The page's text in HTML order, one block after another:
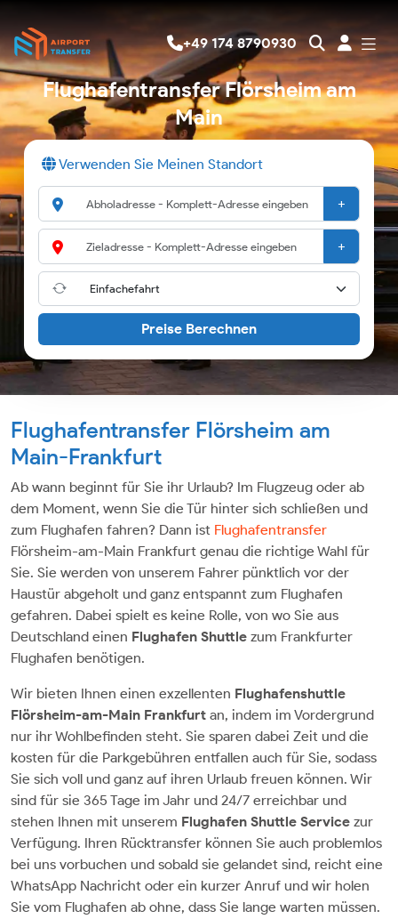
+49 174 8790930
Flughafentransfer Flörsheim am
Main
Verwenden Sie Meinen Standort
+
+
Preise Berechnen
Flughafentransfer Flörsheim am
Main-Frankfurt
Ab wann beginnt für Sie ihr Urlaub? Im Flugzeug oder ab
dem Moment, wenn Sie die Tür hinter sich schließen und
zum Flughafen fahren? Dann ist Flughafentransfer
Flörsheim-am-Main Frankfurt genau die richtige Wahl für
Sie. Sie werden von unserem Fahrer pünktlich vor der
Haustür abgeholt und ganz entspannt zum Flughafen
gefahren. Dabei spielt es keine Rolle, von wo Sie aus
Deutschland einen Flughafen Shuttle zum Frankfurter
Flughafen benötigen.
Wir bieten Ihnen einen exzellenten Flughafenshuttle
Flörsheim-am-Main Frankfurt an, indem im Vordergrund
nur ihr Wohlbefinden steht. Sie sparen dabei Zeit und die
kosten für die Parkgebühren entfallen auch für Sie, sodass
Sie sich voll und ganz auf ihren Urlaub freuen können. Wir
sind für sie 365 Tage im Jahr und 24/7 erreichbar und
stehen Ihnen mit unserem Flughafen Shuttle Service zur
Verfügung. Ihren Rücktransfer können Sie auch problemlos
bei uns vorbuchen und sobald sie gelandet sind, reicht eine
WhatsApp Nachricht oder ein kurzer Anruf und wir holen
Sie vom Flughafen ab ohne, dass Sie lange warten müssen.